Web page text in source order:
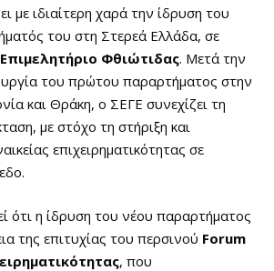
με ιδιαίτερη χαρά την ίδρυση του
του στη Στερεά Ελλάδα, σε
Επιμελητήριο Φθιώτιδας. Μετά την
του πρώτου παραρτήματος στην
και Θράκη, ο ΣΕΓΕ συνεχίζει τη
με στόχο τη στήριξη και
επιχειρηματικότητας σε
ότι η ίδρυση του νέου παραρτήματος
της επιτυχίας του περσινού Forum
, που